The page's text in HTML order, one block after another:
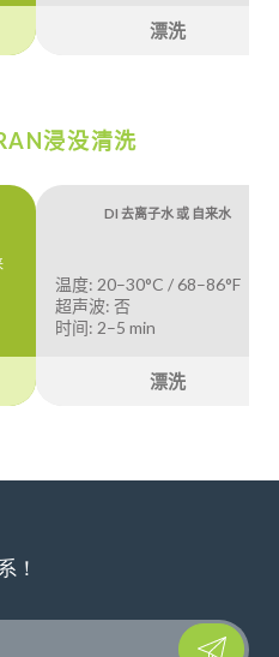
漂洗
浸没清洗
DI 去离子水 或 自来水
温度: 20–30°C / 68–86°F
超声波: 否
时间: 2–5 min
漂洗
！
Please